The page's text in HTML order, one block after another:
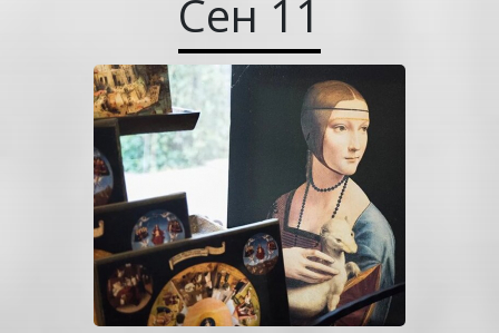
Сен 11